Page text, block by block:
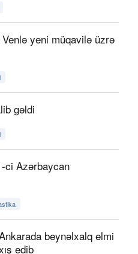
yeni müqavilə üzrə
gəldi
ci Azərbaycan
beynəlxalq elmi
edib